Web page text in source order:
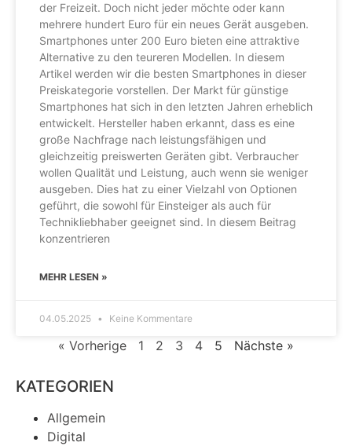
der Freizeit. Doch nicht jeder möchte oder kann
mehrere hundert Euro für ein neues Gerät ausgeben.
Smartphones unter 200 Euro bieten eine attraktive
Alternative zu den teureren Modellen. In diesem
Artikel werden wir die besten Smartphones in dieser
Preiskategorie vorstellen. Der Markt für günstige
Smartphones hat sich in den letzten Jahren erheblich
entwickelt. Hersteller haben erkannt, dass es eine
große Nachfrage nach leistungsfähigen und
gleichzeitig preiswerten Geräten gibt. Verbraucher
wollen Qualität und Leistung, auch wenn sie weniger
ausgeben. Dies hat zu einer Vielzahl von Optionen
geführt, die sowohl für Einsteiger als auch für
Technikliebhaber geeignet sind. In diesem Beitrag
konzentrieren
MEHR LESEN »
04.05.2025 Keine Kommentare
« Vorherige 1 2 3 4 5 Nächste »
KATEGORIEN
Allgemein
Digital